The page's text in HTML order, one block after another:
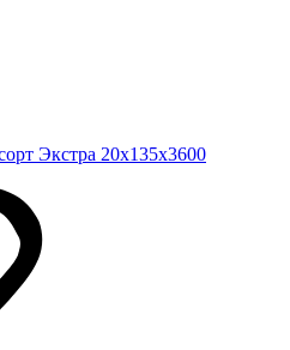
Экстра 20х135х3600